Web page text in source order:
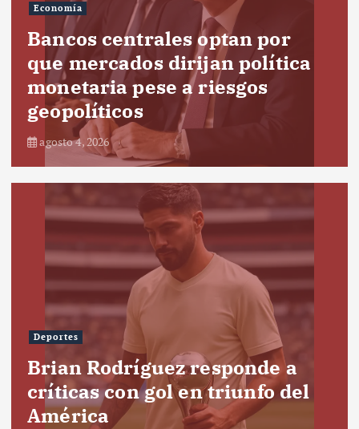
Economía
Bancos centrales optan por
que mercados dirijan política
monetaria pese a riesgos
geopolíticos
agosto 4, 2026
Deportes
Brian Rodríguez responde a
críticas con gol en triunfo del
América